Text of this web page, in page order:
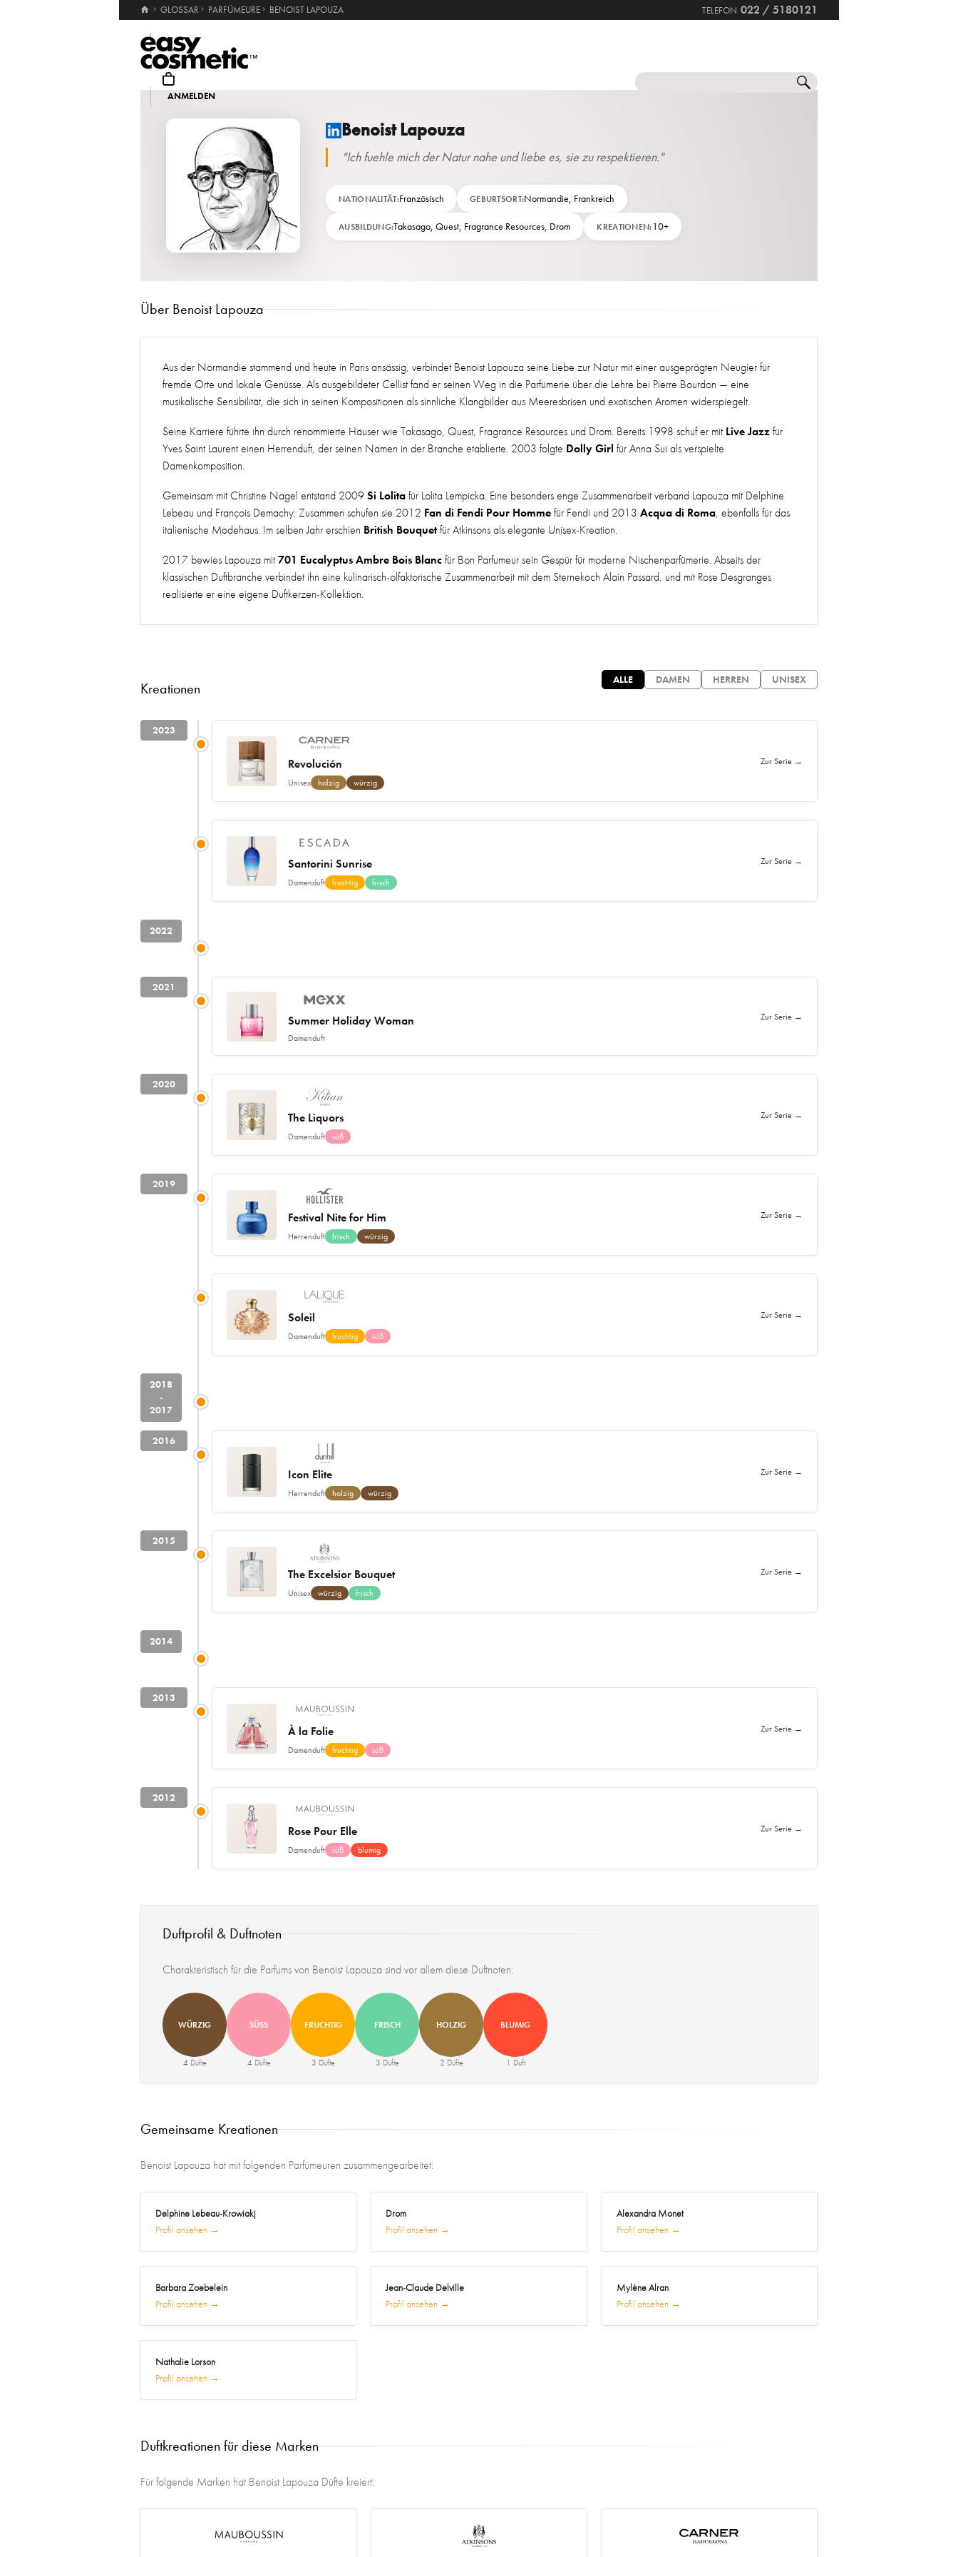
GLOSSAR PARFÜMEURE BENOIST LAPOUZA TELEFON 022 / 5180121
ANMELDEN
Benoist Lapouza
"Ich fuehle mich der Natur nahe und liebe es, sie zu respektieren."
NATIONALITÄT:Französisch GEBURTSORT:Normandie, Frankreich
AUSBILDUNG:Takasago, Quest, Fragrance Resources, Drom KREATIONEN: 10+
Über Benoist Lapouza
Aus der Normandie stammend und heute in Paris ansässig, verbindet Benoist Lapouza seine Liebe zur Natur mit einer ausgeprägten Neugier für
fremde Orte und lokale Genüsse. Als ausgebildeter Cellist fand er seinen Weg in die Parfümerie über die Lehre bei Pierre Bourdon — eine
musikalische Sensibilität, die sich in seinen Kompositionen als sinnliche Klangbilder aus Meeresbrisen und exotischen Aromen widerspiegelt.
Seine Karriere führte ihn durch renommierte Häuser wie Takasago, Quest, Fragrance Resources und Drom. Bereits 1998 schuf er mit Live Jazz für
Yves Saint Laurent einen Herrenduft, der seinen Namen in der Branche etablierte. 2003 folgte Dolly Girl für Anna Sui als verspielte
Damenkomposition.
Gemeinsam mit Christine Nagel entstand 2009 Si Lolita für Lolita Lempicka. Eine besonders enge Zusammenarbeit verband Lapouza mit Delphine
Lebeau und François Demachy: Zusammen schufen sie 2012 Fan di Fendi Pour Homme für Fendi und 2013 Acqua di Roma, ebenfalls für das
italienische Modehaus. Im selben Jahr erschien British Bouquetfür Atkinsons als elegante Unisex-Kreation.
2017 bewies Lapouza mit 701 Eucalyptus Ambre Bois Blanc für Bon Parfumeur sein Gespür für moderne Nischenparfümerie. Abseits der
klassischen Duftbranche verbindet ihn eine kulinarisch-olfaktorische Zusammenarbeit mit dem Sternekoch Alain Passard, und mit Rose Desgranges
realisierte er eine eigene Duftkerzen-Kollektion.
Kreationen
ALLE DAMEN HERREN UNISEX
2023
Revolución
Unisex holzig würzig
Zur Serie →
Santorini Sunrise
Damenduft fruchtig frisch
Zur Serie →
2022
2021
Summer Holiday Woman
Damenduft
Zur Serie →
2020
The Liquors
Damenduft süß
Zur Serie →
2019
Festival Nite for Him
Herrenduft frisch würzig
Zur Serie →
Soleil
Damenduft fruchtig süß
Zur Serie →
2018
-
2017
2016
Icon Elite
Herrenduft holzig würzig
Zur Serie →
2015
The Excelsior Bouquet
Unisex würzig frisch
Zur Serie →
2014
2013
À la Folie
Damenduft fruchtig süß
Zur Serie →
2012
Rose Pour Elle
Damenduft süß blumig
Zur Serie →
Duftprofil & Duftnoten
Charakteristisch für die Parfums von Benoist Lapouza sind vor allem diese Duftnoten:
WÜRZIG
4 Düfte
SÜSS
4 Düfte
FRUCHTIG
3 Düfte
FRISCH
3 Düfte
HOLZIG
2 Düfte
BLUMIG
1 Duft
Gemeinsame Kreationen
Benoist Lapouza hat mit folgenden Parfümeuren zusammengearbeitet:
Delphine Lebeau-Krowiakj
Profil ansehen →
Drom
Profil ansehen →
Alexandra Monet
Profil ansehen →
Barbara Zoebelein
Profil ansehen →
Jean-Claude Delville
Profil ansehen →
Mylène Alran
Profil ansehen →
Nathalie Lorson
Profil ansehen →
Duftkreationen für diese Marken
Für folgende Marken hat Benoist Lapouza Düfte kreiert: